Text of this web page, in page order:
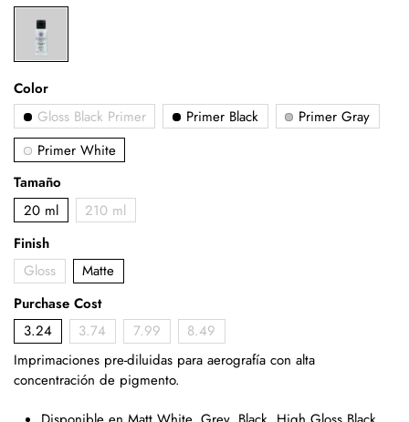
Color
Gloss Black Primer
Primer Black
Primer Gray
Primer White
Tamaño
20 ml
210 ml
Finish
Gloss
Matte
Purchase Cost
3.24
3.74 7.99
8.49
Imprimaciones pre-diluidas para aerografía con alta
concentración de pigmento.